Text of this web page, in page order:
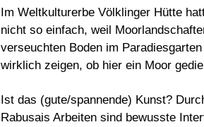
Im Weltkulturerbe Völklinger Hütte
nicht so einfach, weil
verseuchten Boden im
wirklich zeigen, ob hier ein Moor
Ist das (gute/spannende) Kunst?
Rabusais Arbeiten sind bewusste